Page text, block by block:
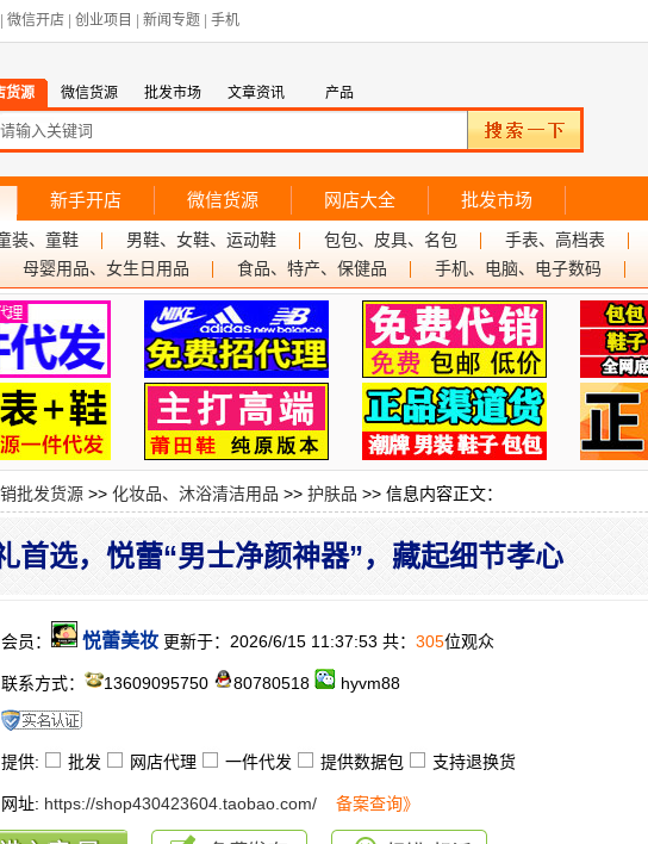
微信开店 创业项目 新闻专题 手机
货源 微信货源 批发市场 文章资讯 产品
新手开店 微信货源 网店大全 批发市场
装、童鞋 男鞋、女鞋、运动鞋 包包、皮具、名包 手表、高档表
母婴用品、女生日用品 食品、特产、保健品 手机、电脑、电子数码
批发货源 >> 化妆品、沐浴清洁用品 >> 护肤品 >> 信息内容正文：
首选，悦蕾“男士净颜神器”，藏起细节孝心
会员： 悦蕾美妆 更新于：2026/6/15 11:37:53 共： 305位观众
联系方式： 13609095750 80780518 hyvm88
提供: 批发 网店代理 一件代发 提供数据包 支持退换货
网址: https://shop430423604.taobao.com/ 备案查询》